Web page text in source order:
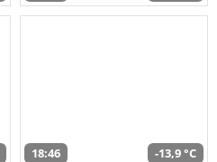
18:46 -13,9 °C